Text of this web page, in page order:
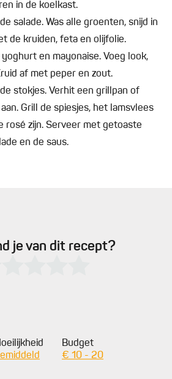
in de koelkast.
salade. Was alle groenten, snijd in
de kruiden, feta en olijfolie.
en mayonaise. Voeg look,
af met peper en zout.
stokjes. Verhit een grillpan of
Grill de spiesjes, het lamsvlees
rosé zijn. Serveer met getoaste
en de saus.
je van dit recept?
Budget
€ 10 - 20